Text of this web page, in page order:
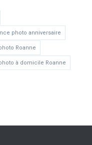
photo anniversaire
Roanne
à domicile Roanne